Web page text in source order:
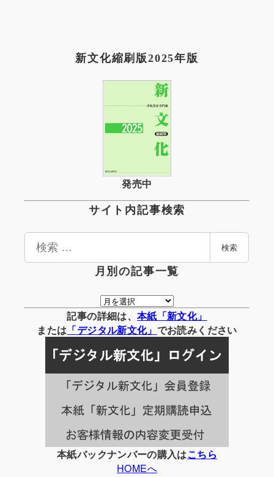
新文化縮刷版2025年版
発売中
サイト内記事検索
検
検索
月別の記事一覧
月
別
の
事
覧
記事の詳細は、 本紙「新文化」
または 「デジタル新文化」 でお読みください
本紙バックナンバーの購入はこちら
HOMEへ